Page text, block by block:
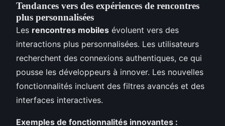
Tendances vers des expériences de rencontres
plus personnalisées
Les rencontres mobiles évoluent vers des
interactions plus personnalisées. Les utilisateurs
recherchent des connexions authentiques, ce qui
pousse les développeurs à innover. Les nouvelles
fonctionnalités incluent des filtres avancés et des
interfaces interactives.
Exemples de fonctionnalités innovantes :